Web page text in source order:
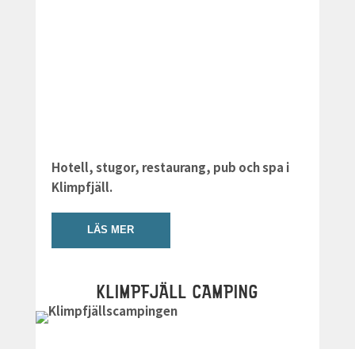
Hotell, stugor, restaurang, pub och spa i
Klimpfjäll.
LÄS MER
KLIMPFJÄLL CAMPING